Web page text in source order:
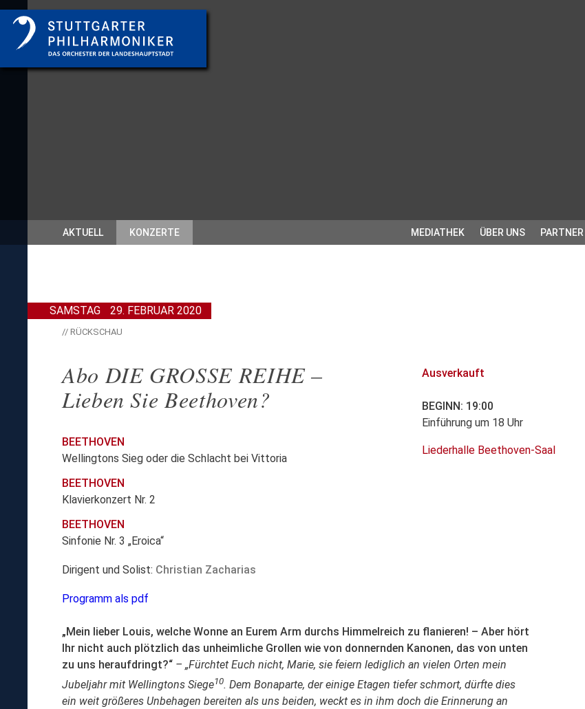
AKTUELL KONZERTE MEDIATHEK ÜBER UNS PARTNER
SAMSTAG 29. FEBRUAR 2020
// RÜCKSCHAU
Abo DIE GROSSE REIHE –
Lieben Sie Beethoven?
Ausverkauft
BEGINN: 19:00
Einführung um 18 Uhr
Liederhalle Beethoven-Saal
BEETHOVEN
Wellingtons Sieg oder die Schlacht bei Vittoria
BEETHOVEN
Klavierkonzert Nr. 2
BEETHOVEN
Sinfonie Nr. 3 „Eroica“
Dirigent und Solist: Christian Zacharias
Programm als pdf
„Mein lieber Louis, welche Wonne an Eurem Arm durchs Himmelreich zu flanieren! – Aber hört
Ihr nicht auch plötzlich das unheimliche Grollen wie von donnernden Kanonen, das von unten
zu uns heraufdringt?“ – „Fürchtet Euch nicht, Marie, sie feiern lediglich an vielen Orten mein
Jubeljahr mit Wellingtons Siege10. Dem Bonaparte, der einige Etagen tiefer schmort, dürfte dies
ein weit größeres Unbehagen bereiten als uns beiden, weckt es in ihm doch die Erinnerung an